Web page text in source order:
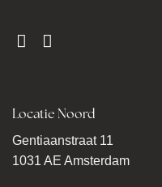
Locatie Noord
Gentiaanstraat 11
1031 AE Amsterdam